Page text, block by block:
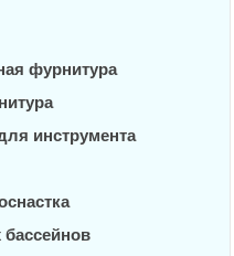
фурнитура
инструмента